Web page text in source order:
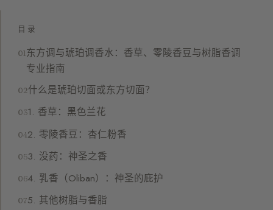
目录
东方调与琥珀调香水：香草、零陵香豆与树脂香调
专业指南
什么是琥珀切面或东方切面？
1. 香草：黑色兰花
2. 零陵香豆：杏仁粉香
3. 没药：神圣之香
4. 乳香（Oliban）：神圣的庇护
5. 其他树脂与香脂